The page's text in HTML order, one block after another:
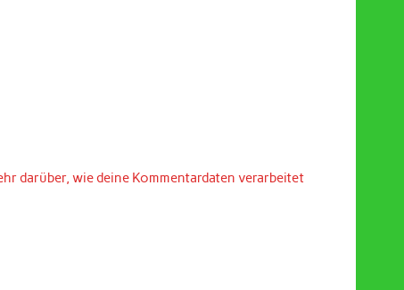
darüber, wie deine Kommentardaten verarbeitet